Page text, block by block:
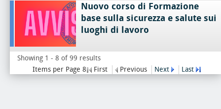
Nuovo corso di Formazione
base sulla sicurezza e salute sui
luoghi di lavoro
Showing 1 - 8 of 99 results
Items per Page 8
First Previous Next Last